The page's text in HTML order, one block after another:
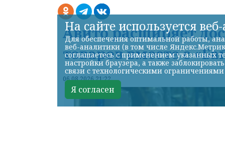
Авито расширяет
товаров вместе с
06.08.2026 21:22
На сайте используется
Для обеспечения оптимальной работы,
веб-аналитики (в том числе
соглашаетесь с применением указанных
настройки браузера, а также
связи с технологическими
Я согласен